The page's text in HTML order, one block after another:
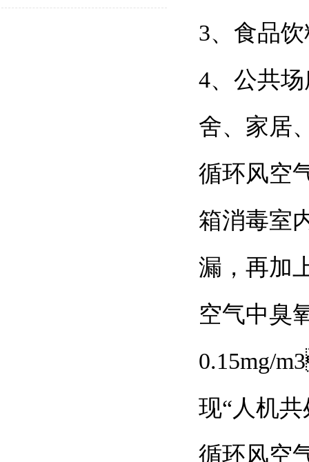
3、食
4、公共场
舍、家居
循环风空
箱消毒室内
漏，再
空气中臭
0.15mg/
现“人机共
循环风空